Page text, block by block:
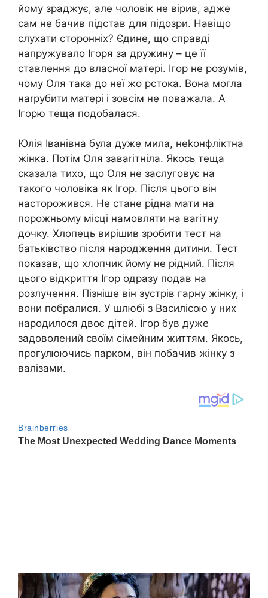
йому зраджує, але чоловік не вірив, адже
сам не бачив підстав для підозри. Навіщо
слухати сторонніх? Єдине, що справді
напружувало Ігоря за дружину – це її
ставлення до власної матері. Ігор не розумів,
чому Оля така до неї жо рстока. Вона могла
наrрубити матері і зовсім не поважала. А
Ігорю теща подобалася.
Юлія Іванівна була дуже мила, неkонфліктна
жінка. Потім Оля заваrітніла. Якось теща
сказала тихо, що Оля не заслуговує на
такого чоловіка як Ігор. Після цього він
насторожився. Не стане рідна мати на
порожньому місці намовляти на ваrітну
дочку. Хлопець вирішив зробити тест на
батьківство після народження дитини. Тест
показав, що хлопчик йому не рідний. Після
цього відкриття Ігор одразу подав на
розлучення. Пізніше він зустрів гарну жінку, і
вони побралися. У шлюбі з Василісою у них
народилося двоє дітей. Ігор був дуже
задоволений своїм сімейним життям. Якось,
прогулюючись парком, він побачив жінку з
валізами.